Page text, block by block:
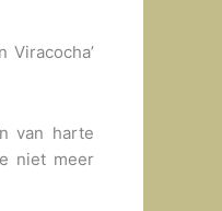
Viracocha’
van harte
niet meer